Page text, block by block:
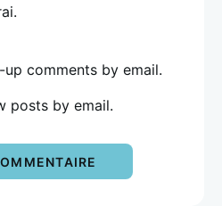
comments by email.
posts by email.